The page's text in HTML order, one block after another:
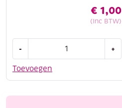
€ 1,00
(Inc BTW)
Toevoegen
-
satijnkoord,
meter,
+